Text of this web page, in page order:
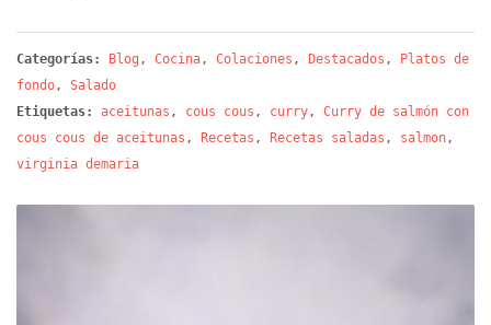
Categorías: Blog , Cocina , Colaciones , Destacados , Platos de
fondo , Salado
Etiquetas:
aceitunas , cous cous , curry , Curry de salmón con
cous cous de aceitunas , Recetas , Recetas saladas , salmon ,
virginia demaria